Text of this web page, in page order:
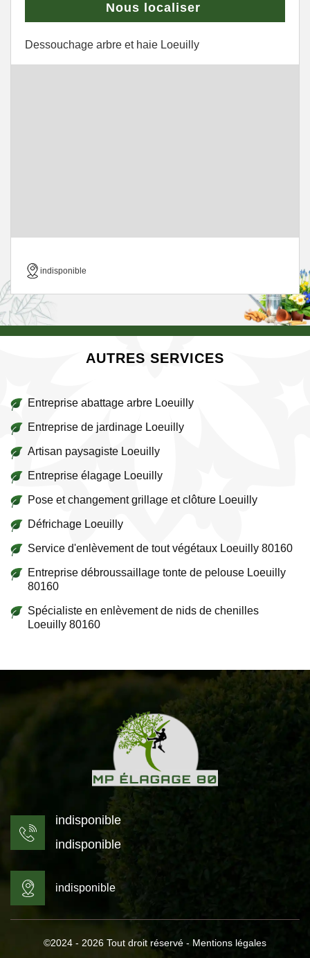
Nous localiser
Dessouchage arbre et haie Loeuilly
indisponible
AUTRES SERVICES
Entreprise abattage arbre Loeuilly
Entreprise de jardinage Loeuilly
Artisan paysagiste Loeuilly
Entreprise élagage Loeuilly
Pose et changement grillage et clôture Loeuilly
Défrichage Loeuilly
Service d'enlèvement de tout végétaux Loeuilly 80160
Entreprise débroussaillage tonte de pelouse Loeuilly
80160
Spécialiste en enlèvement de nids de chenilles
Loeuilly 80160
indisponible
indisponible
indisponible
©2024 - 2026 Tout droit réservé - Mentions légales